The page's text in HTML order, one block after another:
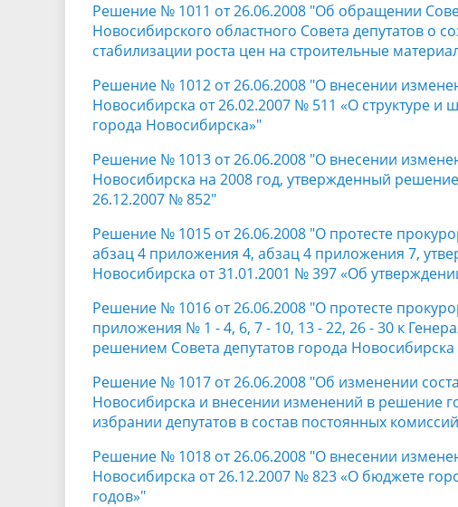
Решение № 1011 от 26.06.2008 "Об обращении
Новосибирского областного Совета депутатов о
стабилизации роста цен на строительные
Решение № 1012 от 26.06.2008 "О внесении
Новосибирска от 26.02.2007 № 511 «О структуре и
города Новосибирска»"
Решение № 1013 от 26.06.2008 "О внесении
Новосибирска на 2008 год, утвержденный
26.12.2007 № 852"
Решение № 1015 от 26.06.2008 "О протесте
абзац 4 приложения 4, абзац 4 приложения 7,
Новосибирска от 31.01.2001 № 397 «Об
Решение № 1016 от 26.06.2008 "О протесте
приложения № 1 - 4, 6, 7 - 10, 13 - 22, 26 - 30 к
решением Совета депутатов города Новосибирска
Решение № 1017 от 26.06.2008 "Об изменении
Новосибирска и внесении изменений в решение
избрании депутатов в состав постоянных
Решение № 1018 от 26.06.2008 "О внесении
Новосибирска от 26.12.2007 № 823 «О бюджете
годов»"